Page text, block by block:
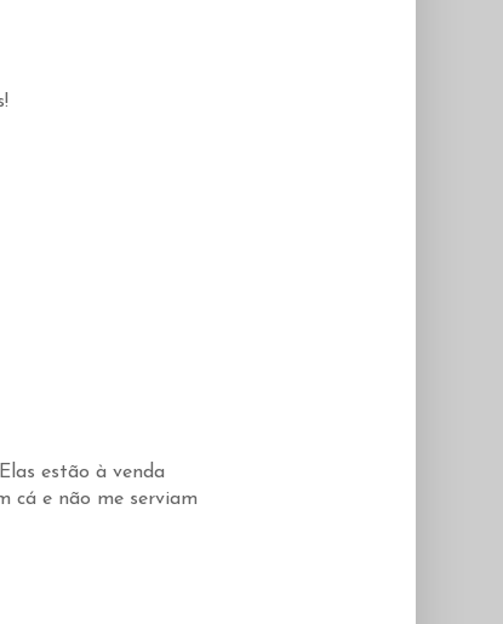
estão à venda
cá e não me serviam